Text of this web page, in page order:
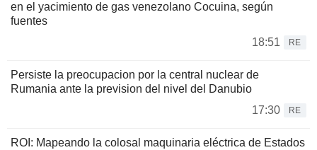
en el yacimiento de gas venezolano Cocuina, según
fuentes
18:51
RE
Persiste la preocupacion por la central nuclear de
Rumania ante la prevision del nivel del Danubio
17:30
RE
ROI: Mapeando la colosal maquinaria eléctrica de Estados